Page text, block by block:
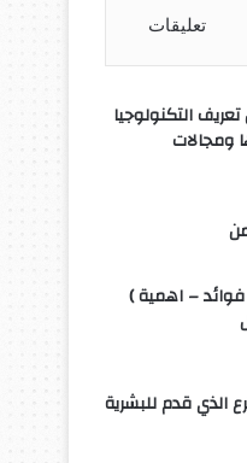
تعليقات
التكنولوجيا
ومجالات
فوائد – اهمية )
الذي قدم للبشرية